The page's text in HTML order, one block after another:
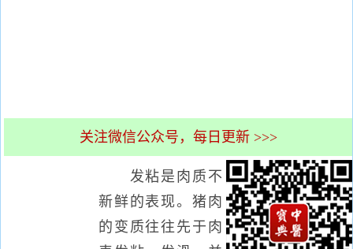
关注微信公众号，每日更新 >>>
发粘是肉质不
新鲜的表现。猪肉
的变质往往先于肉